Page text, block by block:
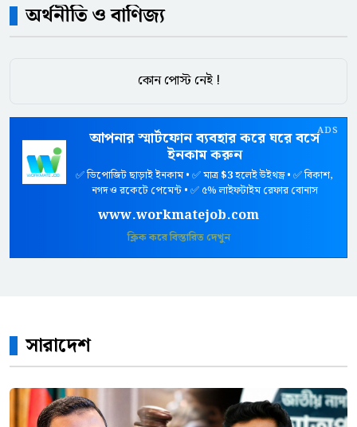
অর্থনীতি ও বাণিজ্য
কোন পোস্ট নেই !
ADS
আপনার স্মার্টফোন ব্যবহার করে ঘরে বসে
ইনকাম করুন
✅ ডিপোজিট ছাড়াই ইনকাম • ✅ মাত্র$3হলেই উইথড্র • ✅ বিকাশ,
নগদ ও রকেটে পেমেন্ট • ✅ ৫% লাইফটাইম রেফার বোনাস
www.workmatejob.com
ক্লিক করে বিস্তারিত দেখুন
সারাদেশ